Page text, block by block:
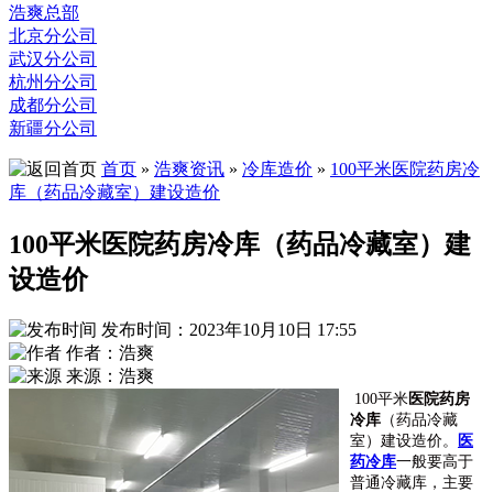
浩爽总部
北京分公司
武汉分公司
杭州分公司
成都分公司
新疆分公司
首页 » 浩爽资讯 » 冷库造价 » 100平米医院药房冷
库（药品冷藏室）建设造价
100平米医院药房冷库（药品冷藏室）建
设造价
发布时间：2023年10月10日 17:55
作者：浩爽
来源：浩爽
100平米医院药房
冷库 （药品冷藏
室）建设造价。
医
药冷库一般要高于
普通冷藏库，主要